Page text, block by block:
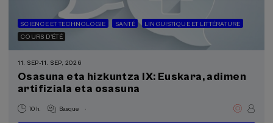
SCIENCE ET TECHNOLOGIE SANTÉ
LINGUISTIQUE ET LITTÉRATURE
COURS D'ÉTÉ
11. SEP-11. SEP, 2026
Osasuna eta hizkuntza IX: Euskara, adimen
artifiziala eta osasuna
10 h. Basque .